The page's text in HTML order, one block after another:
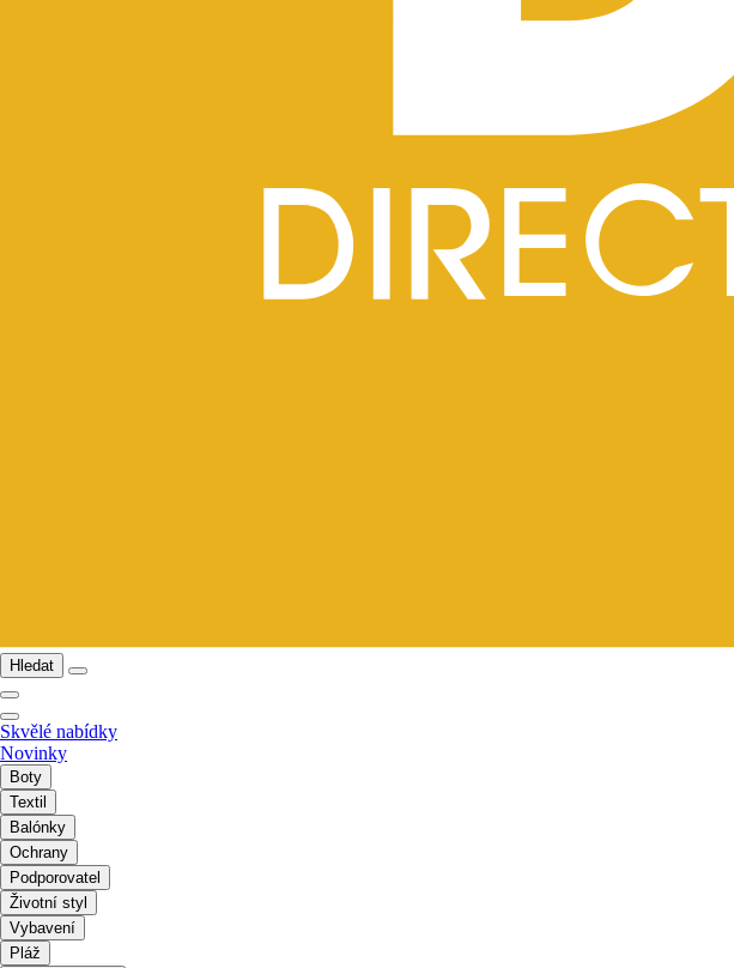
Hledat
Skvělé nabídky
Novinky
Boty
Textil
Balónky
Ochrany
Podporovatel
Životní styl
Vybavení
Pláž